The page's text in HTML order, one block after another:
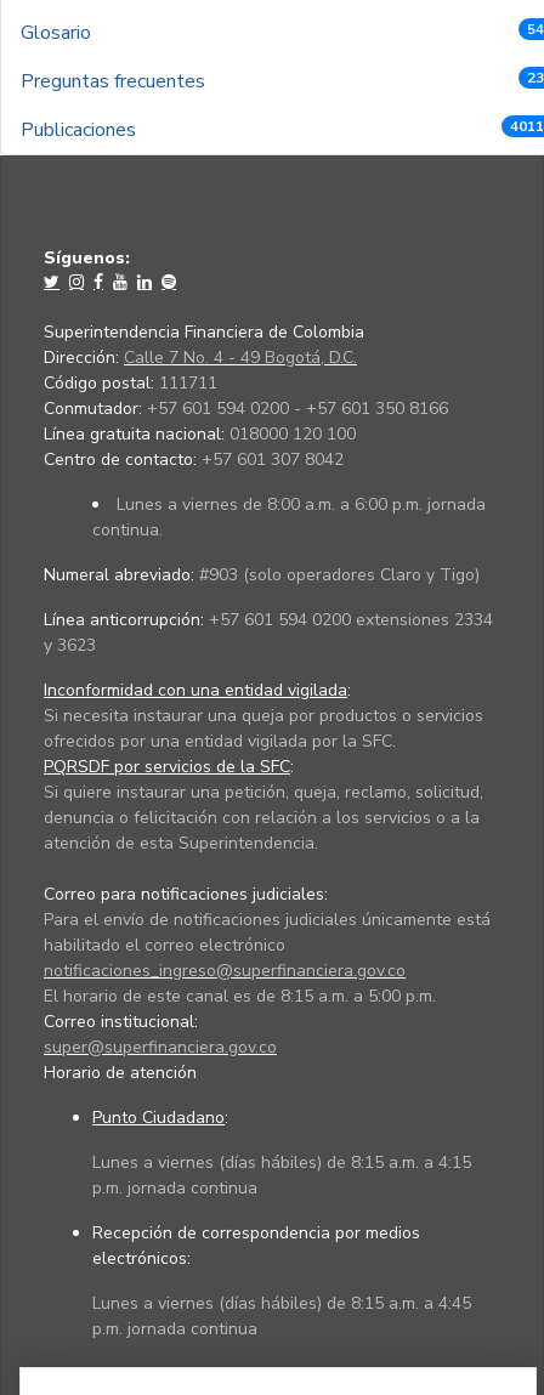
Glosario
Preguntas frecuentes
Publicaciones
Síguenos:
Superintendencia Financiera de Colombia
Dirección: Calle 7 No. 4 - 49 Bogotá, D.C.
Código postal: 111711
Conmutador: +57 601 594 0200 - +57 601 350 8166
Línea gratuita nacional: 018000 120 100
Centro de contacto: +57 601 307 8042
Lunes a viernes de 8:00 a.m. a 6:00 p.m. jornada
continua.
Numeral abreviado: #903 (solo operadores Claro y Tigo)
Línea anticorrupción: +57 601 594 0200 extensiones 2334
y 3623
Inconformidad con una entidad vigilada:
Si necesita instaurar una queja por productos o servicios
ofrecidos por una entidad vigilada por la SFC.
PQRSDF por servicios de la SFC:
Si quiere instaurar una petición, queja, reclamo, solicitud,
denuncia o felicitación con relación a los servicios o a la
atención de esta Superintendencia.
Correo para notificaciones judiciales:
Para el envío de notificaciones judiciales únicamente está
habilitado el correo electrónico
notificaciones_ingreso@superfinanciera.gov.co
El horario de este canal es de 8:15 a.m. a 5:00 p.m.
Correo institucional:
super@superfinanciera.gov.co
Horario de atención
Punto Ciudadano:
Lunes a viernes (días hábiles) de 8:15 a.m. a 4:15
p.m. jornada continua
Recepción de correspondencia por medios
electrónicos:
Lunes a viernes (días hábiles) de 8:15 a.m. a 4:45
p.m. jornada continua